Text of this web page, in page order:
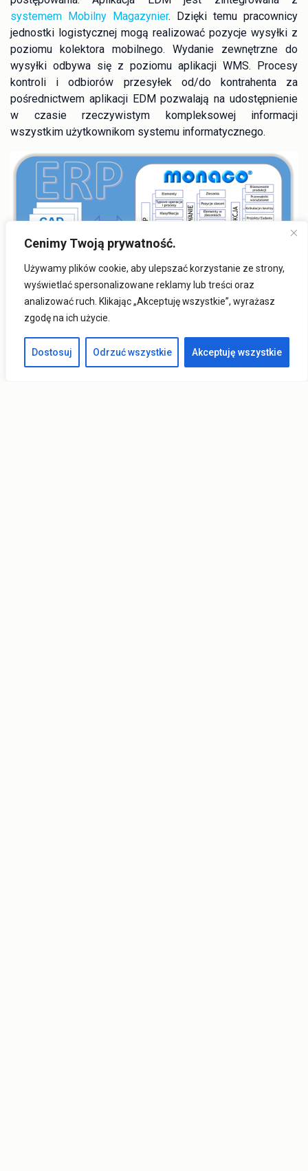
Cenimy Twoją prywatność.
Używamy plików cookie, aby ulepszać korzystanie ze strony,
wyświetlać spersonalizowane reklamy lub treści oraz
analizować ruch. Klikając „Akceptuję wszystkie”, wyrażasz
zgodę na ich użycie.
Dostosuj Odrzuć wszystkie Akceptuję wszystkie
systemem Mobilny Magazynier. Dzięki temu pracownicy
jednostki logistycznej mogą realizować pozycje wysyłki z
poziomu kolektora mobilnego. Wydanie zewnętrzne do
wysyłki odbywa się z poziomu aplikacji WMS. Procesy
kontroli i odbiorów przesyłek od/do kontrahenta za
pośrednictwem aplikacji EDM pozwalają na udostępnienie
w czasie rzeczywistym kompleksowej informacji
wszystkim użytkownikom systemu informatycznego.